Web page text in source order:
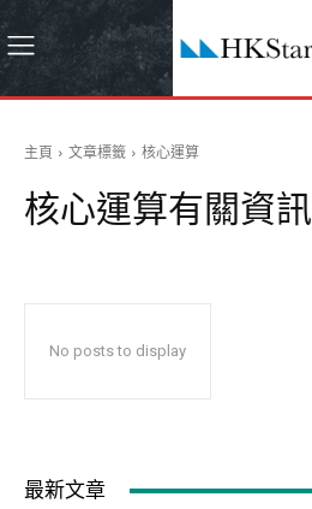
主頁 文章標籤 核心運算
核心運算有關資訊
No posts to display
最新文章